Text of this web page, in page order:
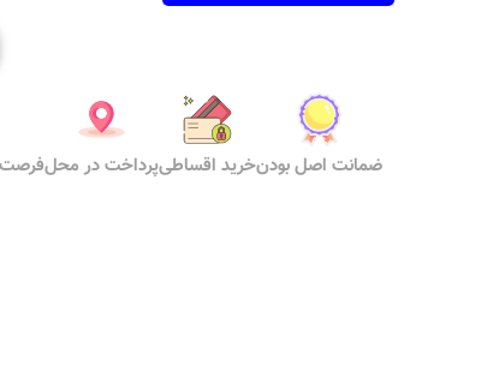
ضمانت اصل بودنخرید اقساطیپرداخت در محلفرصت 7روزه استرداد